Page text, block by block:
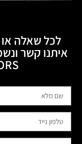
לכל שאלה או
איתנו קשר